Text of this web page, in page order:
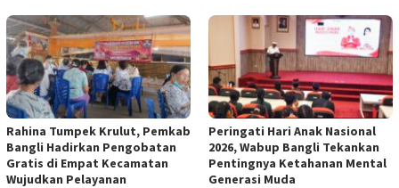
Rahina Tumpek Krulut, Pemkab
Bangli Hadirkan Pengobatan
Gratis di Empat Kecamatan
Wujudkan Pelayanan
Peringati Hari Anak Nasional
2026, Wabup Bangli Tekankan
Pentingnya Ketahanan Mental
Generasi Muda